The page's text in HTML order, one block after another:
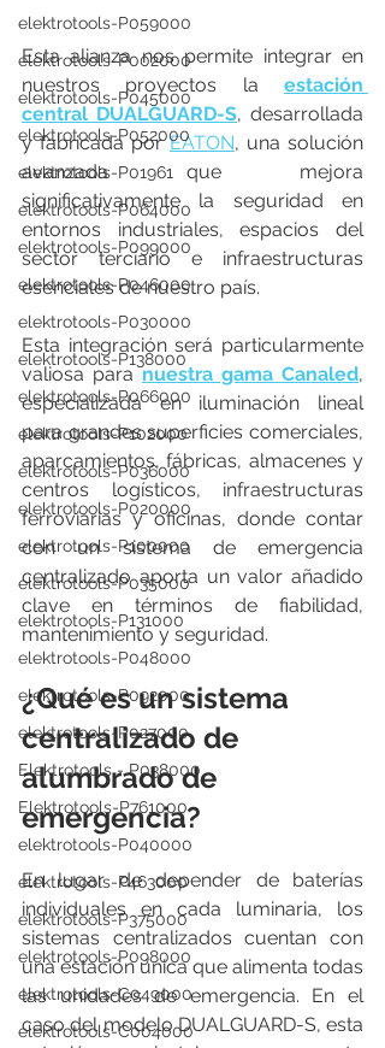
elektrotools-P059000
elektrotools-P002000
elektrotools-P045000
elektrotools-P052000
elektrotools-P01961
elektrotools-P064000
elektrotools-P099000
elektrotools-P046000
elektrotools-P030000
elektrotools-P138000
elektrotools-P066000
elektrotools-P102000
elektrotools-P036000
elektrotools-P020000
elektrotools-P100000
elektrotools-P035000
elektrotools-P131000
elektrotools-P048000
elektrotools-P092000
elektrotools-P027000
Elektrotools - P038000
Elektrotools-P761000
elektrotools-P040000
elektrotools-P463000
elektrotools-P375000
elektrotools-P098000
elektrotools-C049000
elektrotools-C004000
Esta alianza nos permite integrar en
nuestros proyectos la estación
central DUALGUARD-S, desarrollada
y fabricada por EATON, una solución
avanzada que mejora
significativamente la seguridad en
entornos industriales, espacios del
sector terciario e infraestructuras
esenciales de nuestro país.
Esta integración será particularmente
valiosa para nuestra gama Canaled,
especializada en iluminación lineal
para grandes superficies comerciales,
aparcamientos, fábricas, almacenes y
centros logísticos, infraestructuras
ferroviarias y oficinas, donde contar
con un sistema de emergencia
centralizado aporta un valor añadido
clave en términos de fiabilidad,
mantenimiento y seguridad.
¿Qué es un sistema
centralizado de
alumbrado de
emergencia?
En lugar de depender de baterías
individuales en cada luminaria, los
sistemas centralizados cuentan con
una estación única que alimenta todas
las unidades de emergencia. En el
caso del modelo DUALGUARD-S, esta